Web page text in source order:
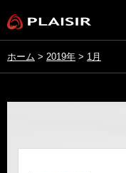
ホーム > 2019年 > 1月